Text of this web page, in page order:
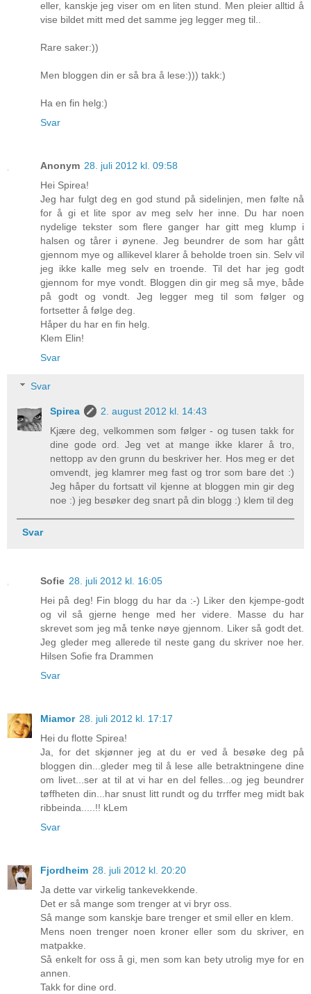
eller, kanskje jeg viser om en liten stund. Men pleier alltid å
vise bildet mitt med det samme jeg legger meg til..
Rare saker:))
Men bloggen din er så bra å lese:))) takk:)
Ha en fin helg:)
Svar
Anonym 28. juli 2012 kl. 09:58
Hei Spirea!
Jeg har fulgt deg en god stund på sidelinjen, men følte nå
for å gi et lite spor av meg selv her inne. Du har noen
nydelige tekster som flere ganger har gitt meg klump i
halsen og tårer i øynene. Jeg beundrer de som har gått
gjennom mye og allikevel klarer å beholde troen sin. Selv vil
jeg ikke kalle meg selv en troende. Til det har jeg godt
gjennom for mye vondt. Bloggen din gir meg så mye, både
på godt og vondt. Jeg legger meg til som følger og
fortsetter å følge deg.
Håper du har en fin helg.
Klem Elin!
Svar
Svar
Spirea
2. august 2012 kl. 14:43
Kjære deg, velkommen som følger - og tusen takk for
dine gode ord. Jeg vet at mange ikke klarer å tro,
nettopp av den grunn du beskriver her. Hos meg er det
omvendt, jeg klamrer meg fast og tror som bare det :)
Jeg håper du fortsatt vil kjenne at bloggen min gir deg
noe :) jeg besøker deg snart på din blogg :) klem til deg
Svar
Sofie 28. juli 2012 kl. 16:05
Hei på deg! Fin blogg du har da :-) Liker den kjempe-godt
og vil så gjerne henge med her videre. Masse du har
skrevet som jeg må tenke nøye gjennom. Liker så godt det.
Jeg gleder meg allerede til neste gang du skriver noe her.
Hilsen Sofie fra Drammen
Svar
Miamor 28. juli 2012 kl. 17:17
Hei du flotte Spirea!
Ja, for det skjønner jeg at du er ved å besøke deg på
bloggen din...gleder meg til å lese alle betraktningene dine
om livet...ser at til at vi har en del felles...og jeg beundrer
tøffheten din...har snust litt rundt og du trrffer meg midt bak
ribbeinda.....!! kLem
Svar
Fjordheim 28. juli 2012 kl. 20:20
Ja dette var virkelig tankevekkende.
Det er så mange som trenger at vi bryr oss.
Så mange som kanskje bare trenger et smil eller en klem.
Mens noen trenger noen kroner eller som du skriver, en
matpakke.
Så enkelt for oss å gi, men som kan bety utrolig mye for en
annen.
Takk for dine ord.